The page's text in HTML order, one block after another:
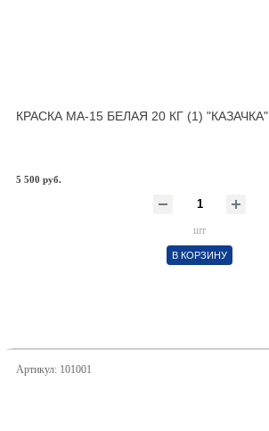
КРАСКА МА-15 БЕЛАЯ 20 КГ (1) "КАЗАЧКА"
5 500 руб.
шт
В КОРЗИНУ
Артикул: 101001